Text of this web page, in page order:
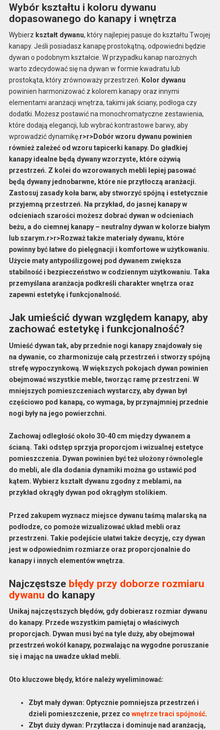
Wybór kształtu i koloru dywanu
dopasowanego do kanapy i wnętrza
Wybierz kształt dywanu, który najlepiej pasuje do kształtu Twojej
kanapy. Jeśli posiadasz kanapę prostokątną, odpowiedni będzie
dywan o podobnym kształcie. W przypadku kanap narożnych
warto zdecydować się na dywan w formie kwadratu lub
prostokąta, który zrównoważy przestrzeń. Kolor dywanu
powinien harmonizować z kolorem kanapy oraz innymi
elementami aranżacji wnętrza, takimi jak ściany, podłoga czy
dodatki. Możesz postawić na monochromatyczne zestawienia,
które dodają elegancji, lub wybrać kontrastowe barwy, aby
wprowadzić dynamikę.r>r>Dobór wzoru dywanu powinien
również zależeć od wzoru tapicerki kanapy. Do gładkiej
kanapy idealne będą dywany wzorzyste, które ożywią
przestrzeń. Z kolei do wzorowanych mebli lepiej pasować
będą dywany jednobarwne, które nie przytłoczą aranżacji.
Zastosuj zasady koła barw, aby stworzyć spójną i estetycznie
przyjemną przestrzeń. Na przykład, do jasnej kanapy w
odcieniach szarości możesz dobrać dywan w odcieniach
beżu, a do ciemnej kanapy – neutralny dywan w kolorze białym
lub szarym.r>r>Rozważ także materiały dywanu, które
powinny być łatwe do pielęgnacji i komfortowe w użytkowaniu.
Użycie maty antypoślizgowej pod dywanem zwiększa
stabilność i bezpieczeństwo w codziennym użytkowaniu. Taka
przemyślana aranżacja podkreśli charakter wnętrza oraz
zapewni estetykę i funkcjonalność.
Jak umieścić dywan względem kanapy, aby
zachować estetykę i funkcjonalność?
Umieść dywan tak, aby przednie nogi kanapyznajdowały się
na dywanie, co zharmonizuje całą przestrzeń i stworzy spójną
strefę wypoczynkową. W większych pokojach dywan powinien
obejmować wszystkie meble, tworząc ramę przestrzeni. W
mniejszych pomieszczeniach wystarczy, aby dywan był
częściowo pod kanapą, co wymaga, by przynajmniej przednie
nogi były na jego powierzchni.
Zachowaj odległość około 30-40 cm między dywanem a
ścianą. Taki odstęp sprzyja proporcjom i wizualnej estetyce
pomieszczenia. Dywan powinien być też ułożony równolegle
do mebli, ale dla dodania dynamiki można go ustawić pod
kątem. Wybierz kształt dywanu zgodny z meblami, na
przykład okrągły dywan pod okrągłym stolikiem.
Przed zakupem wyznacz miejsce dywanu taśmą malarską na
podłodze, co pomoże wizualizować układ mebli oraz
przestrzeni. Takie podejście ułatwi także decyzję, czy dywan
jest w odpowiednim rozmiarze oraz proporcjonalnie do
kanapy i innych elementów wnętrza.
Najczęstsze błędy przy doborze rozmiaru
dywanu do kanapy
Unikaj najczęstszych błędów, gdy dobierasz rozmiar dywanu
do kanapy. Przede wszystkim pamiętaj o właściwych
proporcjach. Dywan musi być na tyle duży, aby obejmował
przestrzeń wokół kanapy, pozwalając na wygodne poruszanie
się i mając na uwadze układ mebli.
Oto kluczowe błędy, które należy wyeliminować:
Zbyt mały dywan: Optycznie pomniejsza przestrzeń i
dzieli pomieszczenie, przez co wnętrze traci spójność.
Zbyt duży dywan: Przytłacza i dominuje nad aranżacją,